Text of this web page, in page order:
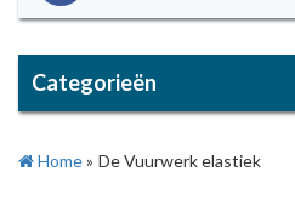
Categorieën
Home» De Vuurwerk elastiek